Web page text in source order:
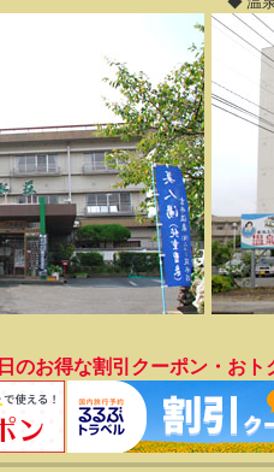
のお得な割引クーポン・おト